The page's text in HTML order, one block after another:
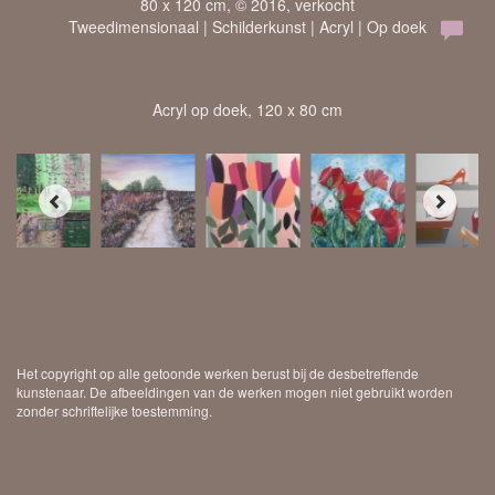
80 x 120 cm, © 2016, verkocht
Tweedimensionaal | Schilderkunst | Acryl | Op doek
Acryl op doek, 120 x 80 cm
Het copyright op alle getoonde werken berust bij de desbetreffende
kunstenaar. De afbeeldingen van de werken mogen niet gebruikt worden
zonder schriftelijke toestemming.